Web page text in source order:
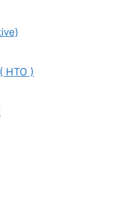
HTO )